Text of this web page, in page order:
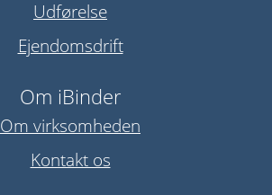
Udførelse
Ejendomsdrift
Om iBinder
Om virksomheden
Kontakt os